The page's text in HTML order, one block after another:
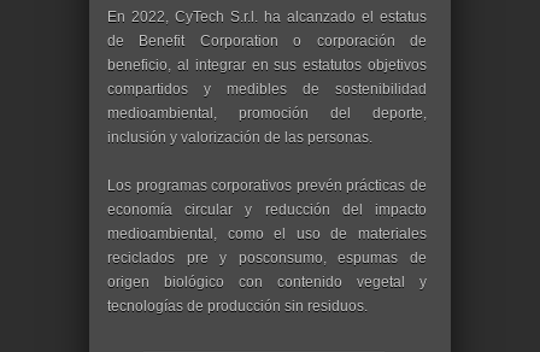
En 2022, CyTech S.r.l. ha alcanzado el estatus
de Benefit Corporation o corporación de
beneficio, al integrar en sus estatutos objetivos
compartidos y medibles de sostenibilidad
medioambiental, promoción del deporte,
inclusión y valorización de las personas.
Los programas corporativos prevén prácticas de
economía circular y reducción del impacto
medioambiental, como el uso de materiales
reciclados pre y posconsumo, espumas de
origen biológico con contenido vegetal y
tecnologías de producción sin residuos.